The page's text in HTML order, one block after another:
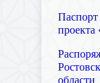
проекта